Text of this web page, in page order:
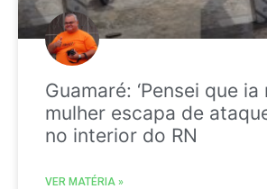
Guamaré: ‘Pensei que ia
mulher escapa de
no interior do RN
VER MATÉRIA »